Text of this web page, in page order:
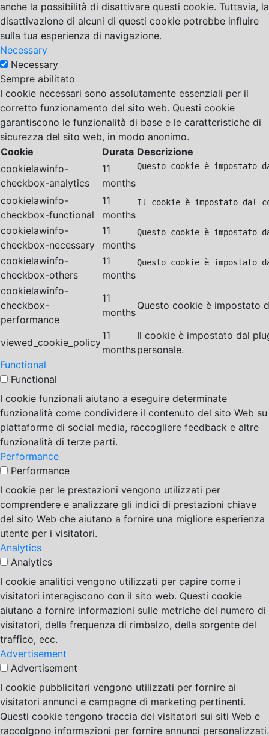
anche la possibilità di disattivare questi cookie. Tuttavia, la
disattivazione di alcuni di questi cookie potrebbe influire
sulla tua esperienza di navigazione.
Necessary
Necessary
Sempre abilitato
I cookie necessari sono assolutamente essenziali per il
corretto funzionamento del sito web. Questi cookie
garantiscono le funzionalità di base e le caratteristiche di
sicurezza del sito web, in modo anonimo.
Cookie
Durata Descrizione
cookielawinfo-
checkbox-analytics
11
months
Questo cookie è
cookielawinfo-
checkbox-functional
11
months
Il cookie è impostato dal
cookielawinfo-
checkbox-necessary
11
months
Questo cookie è impostato
cookielawinfo-
checkbox-others
11
months
Questo cookie è
cookielawinfo-
checkbox-
performance
11
months
Questo cookie è impostato
viewed_cookie_policy
11
months
Il cookie è impostato dal
personale.
Functional
Functional
I cookie funzionali aiutano a eseguire determinate
funzionalità come condividere il contenuto del sito Web su
piattaforme di social media, raccogliere feedback e altre
funzionalità di terze parti.
Performance
Performance
I cookie per le prestazioni vengono utilizzati per
comprendere e analizzare gli indici di prestazioni chiave
del sito Web che aiutano a fornire una migliore esperienza
utente per i visitatori.
Analytics
Analytics
I cookie analitici vengono utilizzati per capire come i
visitatori interagiscono con il sito web. Questi cookie
aiutano a fornire informazioni sulle metriche del numero di
visitatori, della frequenza di rimbalzo, della sorgente del
traffico, ecc.
Advertisement
Advertisement
I cookie pubblicitari vengono utilizzati per fornire ai
visitatori annunci e campagne di marketing pertinenti.
Questi cookie tengono traccia dei visitatori sui siti Web e
raccolgono informazioni per fornire annunci personalizzati.